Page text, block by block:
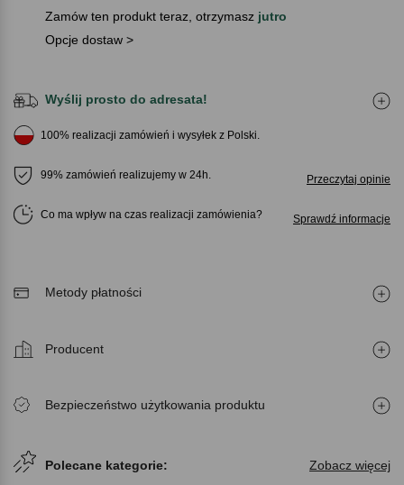
Zamów ten produkt teraz, otrzymasz jutro
Opcje dostaw >
Wyślij prosto do adresata!
100% realizacji zamówień i wysyłek z Polski.
99% zamówień realizujemy w 24h. Przeczytaj opinie
Co ma wpływ na czas realizacji zamówienia Sprawdź informacje
Metody płatności
Producent
Bezpieczeństwo użytkowania produktu
Polecane kategorie: Zobacz więcej